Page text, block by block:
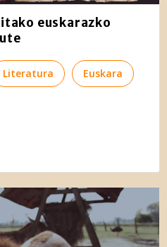
euskarazko
Literatura Euskara